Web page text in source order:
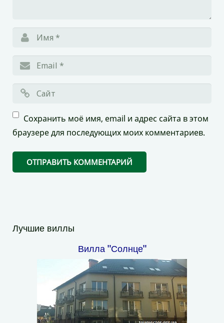
Сохранить моё имя, email и адрес сайта в этом
браузере для последующих моих комментариев.
Лучшие виллы
Вилла "Солнце"